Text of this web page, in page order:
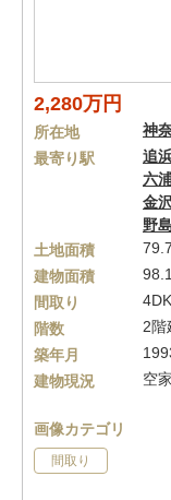
2,280万円
所在地 神
最寄り駅
追
六
金
野
土地面積
建物面積
間取り
4DK
階数
2階
築年月
建物現況
空家
画像カテゴリ
間取り